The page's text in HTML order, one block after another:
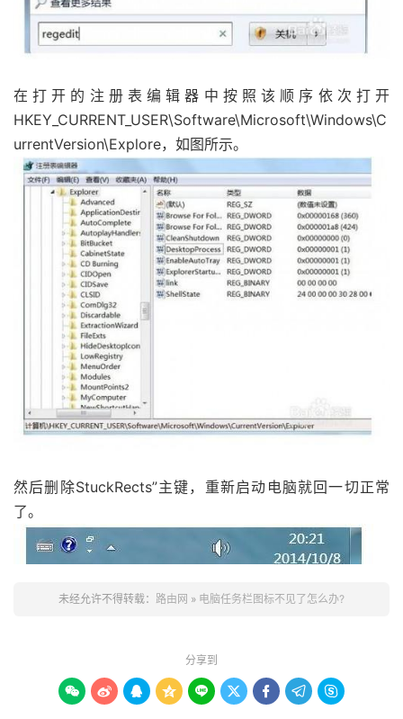
在打开的注册表编辑器中按照该顺序依次打开
HKEY_CURRENT_USER\Software\Microsoft\Windows\C
urrentVersion\Explore，如图所示。
然后删除StuckRects”主键，重新启动电脑就回一切正常
了。
未经允许不得转载： 路由网 » 电脑任务栏图标不见了怎么办?
分享到
        